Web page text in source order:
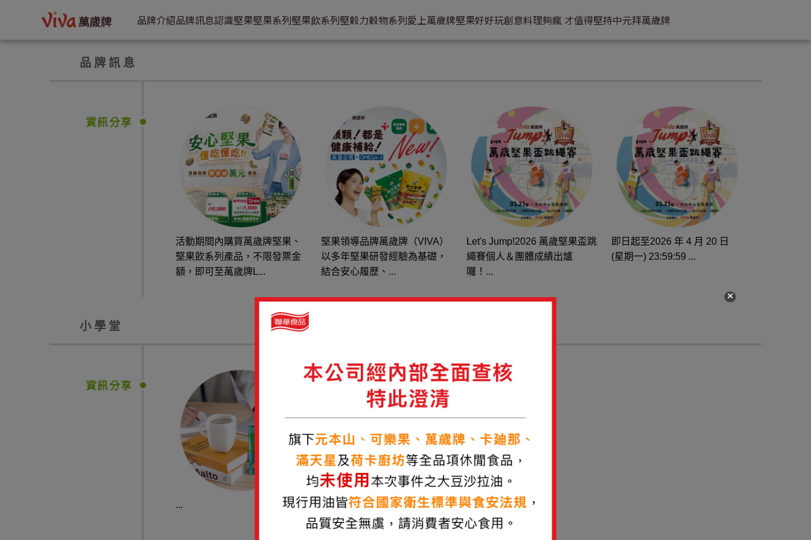
品牌介紹品牌訊息認識堅果堅果系列堅果飲系列堅穀力穀物系列愛上萬歲牌堅果好好玩創意料理夠瘋 才值得堅持中元拜萬歲牌
品牌訊息
資訊分享
活動期間內購買萬歲牌堅果、
堅果飲系列產品，不限發票金
額，即可至萬歲牌L...
堅果領導品牌萬歲牌（VIVA）
以多年堅果研發經驗為基礎，
結合安心履歷、...
Let's Jump!2026 萬歲堅果盃跳
繩賽個人＆團體成績出爐
囉！...
即日起至2026 年 4 月 20 日
(星期一) 23:59:59 ...
小學堂
資訊分享
...